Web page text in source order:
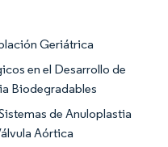
Geriátrica
en el Desarrollo de
Biodegradables
de Anuloplastia
Aórtica